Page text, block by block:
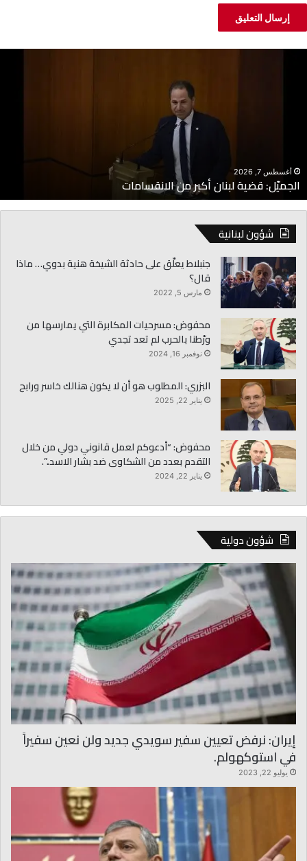
أغسطس 7, 2026
الجميّل: قضية لبنان أكبر من الانقسامات
شؤون لبنانية
جنبلاط يعلّق على حادثة الشيخة هنية بدوي… ماذا
قال؟
مارس 5, 2022
محفوض: مسرحيات المكابرة التي يمارسها من
ورّطنا بالحرب لم تعد تجدي
نوفمبر 16, 2024
البزري: المطلوب هو أن لا يكون هنالك خاسر ورابح
يناير 22, 2025
محفوض: “أدعوكم لعمل قانوني دولي من خلال
التقدم بعدد من الشكاوى ضد بشار الاسد..”.
يناير 22, 2024
شؤون دولية
إيران: نرفض تعيين سفير سويدي جديد ولن نعين سفيراً
في استوكهولم.
يوليو 22, 2023